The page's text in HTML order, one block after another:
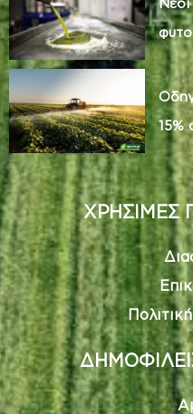
15%
ΧΡΗΣΙΜΕΣ